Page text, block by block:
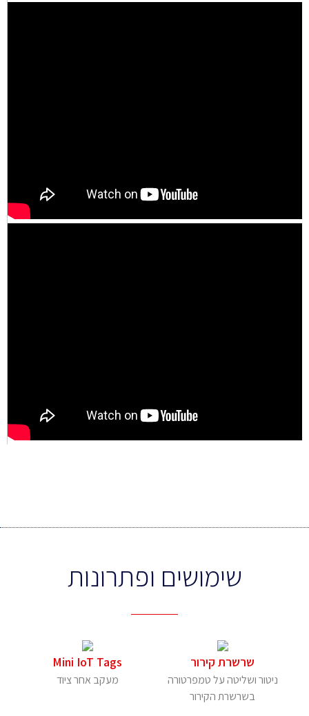
שימושים ופתרונות
שרשרת קירור
ניטור ושליטה על טמפרטורה
בשרשרת הקירור
Mini IoT Tags
מעקב אחר ציוד